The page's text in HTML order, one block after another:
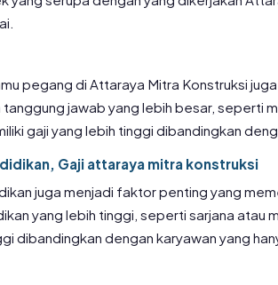
pegang di Attaraya Mitra Konstruksi
jawab yang lebih besar, seperti
gaji yang lebih tinggi dibandingkan
Gaji attaraya mitra konstruksi
juga menjadi faktor penting yang
yang lebih tinggi, seperti sarjana atau
dibandingkan dengan karyawan yang